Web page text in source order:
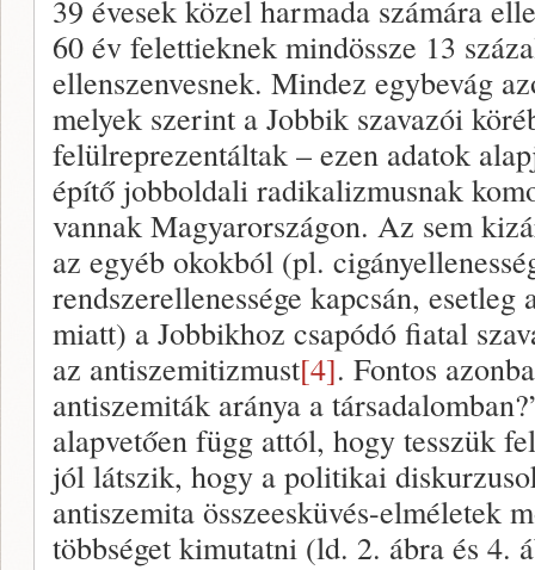
39 évesek közel harmada számára
60 év felettieknek mindössze 13
ellenszenvesnek. Mindez egybevág
melyek szerint a Jobbik szavazói
felülreprezentáltak – ezen adatok
építő jobboldali radikalizmusnak
vannak Magyarországon. Az sem
az egyéb okokból (pl.
rendszerellenessége kapcsán,
miatt) a Jobbikhoz csapódó fiatal
az antiszemitizmust[4]. Fontos
antiszemiták aránya a
alapvetően függ attól, hogy tesszük
jól látszik, hogy a politikai
antiszemita összeesküvés-elméletek
többséget kimutatni (ld. 2. ábra és 4.